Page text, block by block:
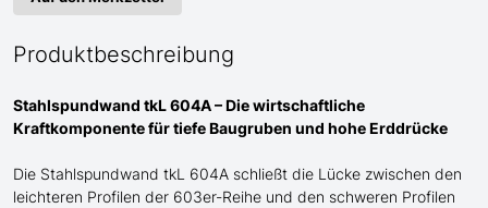
Produktbeschreibung
Stahlspundwand tkL 604A – Die wirtschaftliche
Kraftkomponente für tiefe Baugruben und hohe Erddrücke
Die Stahlspundwand tkL 604A schließt die Lücke zwischen den
leichteren Profilen der 603er-Reihe und den schweren Profilen